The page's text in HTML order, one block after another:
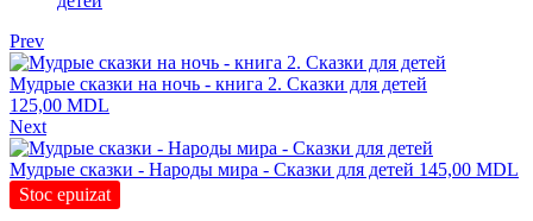
Prev
Мудрые сказки на ночь - книга 2. Сказки для детей
125,00 MDL
Next
Мудрые сказки - Народы мира - Сказки для детей 145,00 MDL
Stoc epuizat